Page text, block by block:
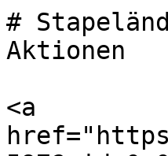
#
Aktionen
<a